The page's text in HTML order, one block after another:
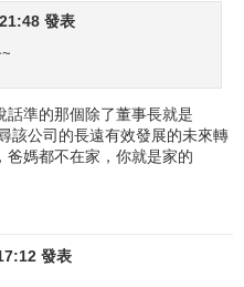
發表
話準的那個除了董事長就是
該公司的長遠有效發展的未來轉
爸媽都不在家，你就是家的
發表